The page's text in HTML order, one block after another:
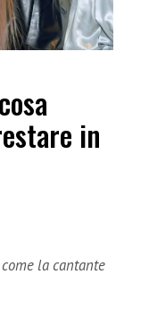
in
la cantante